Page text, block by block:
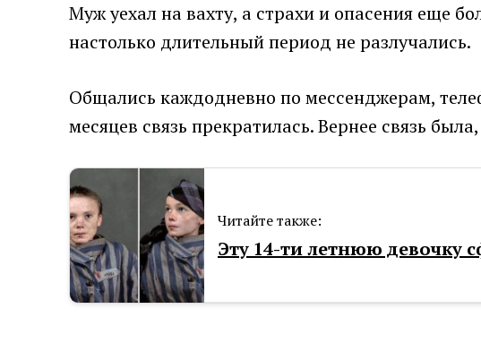
Муж уехал на вахту, а страхи и опасения еще
настолько длительный период не разлучались.
Общались каждодневно по мессенджерам,
месяцев связь прекратилась. Вернее связь
Читайте также:
Эту 14-ти летнюю девочку